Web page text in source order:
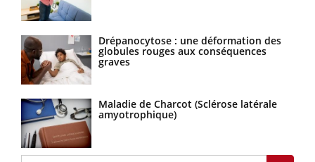
Drépanocytose : une déformation des
globules rouges aux conséquences
graves
Maladie de Charcot (Sclérose latérale
amyotrophique)